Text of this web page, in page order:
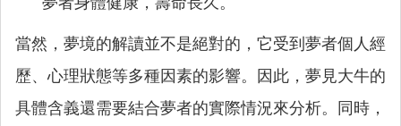
當然，夢境的解讀並不是絕對的，它受到夢者個人經
歷、心理狀態等多種因素的影響。因此，夢見大牛的
具體含義還需要結合夢者的實際情況來分析。同時，